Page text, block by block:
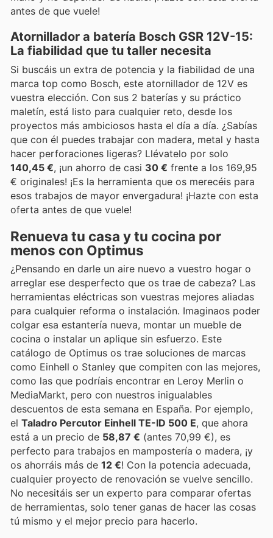
antes de que vuele!
Atornillador a batería Bosch GSR 12V-15:
La fiabilidad que tu taller necesita
Si buscáis un extra de potencia y la fiabilidad de una
marca top como Bosch, este atornillador de 12V es
vuestra elección. Con sus 2 baterías y su práctico
maletín, está listo para cualquier reto, desde los
proyectos más ambiciosos hasta el día a día. ¿Sabías
que con él puedes trabajar con madera, metal y hasta
hacer perforaciones ligeras? Llévatelo por solo
140,45 €, ¡un ahorro de casi 30 € frente a los 169,95
€ originales! ¡Es la herramienta que os merecéis para
esos trabajos de mayor envergadura! ¡Hazte con esta
oferta antes de que vuele!
Renueva tu casa y tu cocina por
menos con Optimus
¿Pensando en darle un aire nuevo a vuestro hogar o
arreglar ese desperfecto que os trae de cabeza? Las
herramientas eléctricas son vuestras mejores aliadas
para cualquier reforma o instalación. Imaginaos poder
colgar esa estantería nueva, montar un mueble de
cocina o instalar un aplique sin esfuerzo. Este
catálogo de Optimus os trae soluciones de marcas
como Einhell o Stanley que compiten con las mejores,
como las que podríais encontrar en Leroy Merlin o
MediaMarkt, pero con nuestros inigualables
descuentos de esta semana en España. Por ejemplo,
el Taladro Percutor Einhell TE-ID 500 E, que ahora
está a un precio de 58,87 € (antes 70,99 €), es
perfecto para trabajos en mampostería o madera, ¡y
os ahorráis más de 12 €! Con la potencia adecuada,
cualquier proyecto de renovación se vuelve sencillo.
No necesitáis ser un experto para comparar ofertas
de herramientas, solo tener ganas de hacer las cosas
tú mismo y el mejor precio para hacerlo.